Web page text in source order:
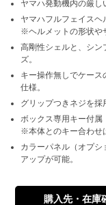
ヤマハ発動機内の厳し
ヤマハフルフェイスヘ
※ヘルメットの形状や
高剛性シェルと、シン
ズ。
キー操作無しでケー
仕様。
グリップつきネジを採
ボックス専用キー付属
※本体とのキー合わせ
カラーパネル（オプ
アップが可能。
購入先・在庫